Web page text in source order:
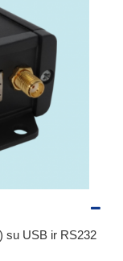
su USB ir RS232